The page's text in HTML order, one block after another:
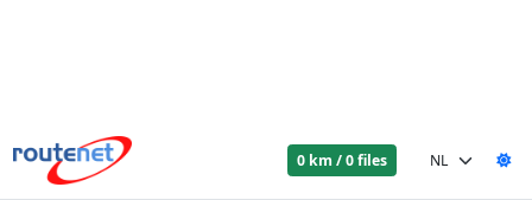
0 km / 0 files